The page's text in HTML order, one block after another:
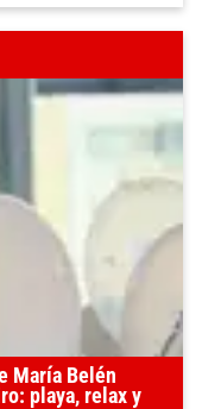
María Belén
playa, relax y